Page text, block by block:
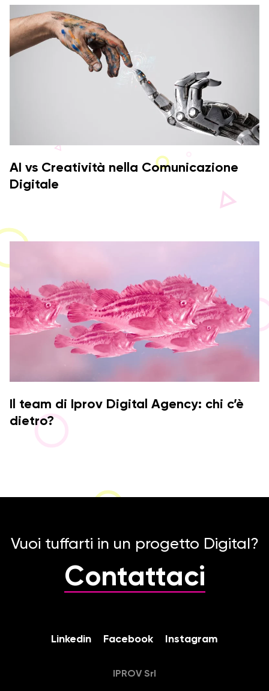
AI vs Creatività nella Comunicazione
Digitale
Il team di Iprov Digital Agency: chi c’è
dietro?
Vuoi tuffarti in un progetto Digital?
Contattaci
Linkedin Facebook Instagram
IPROV Srl